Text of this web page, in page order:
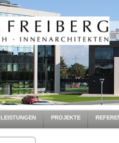
LEISTUNGEN PROJEKTE